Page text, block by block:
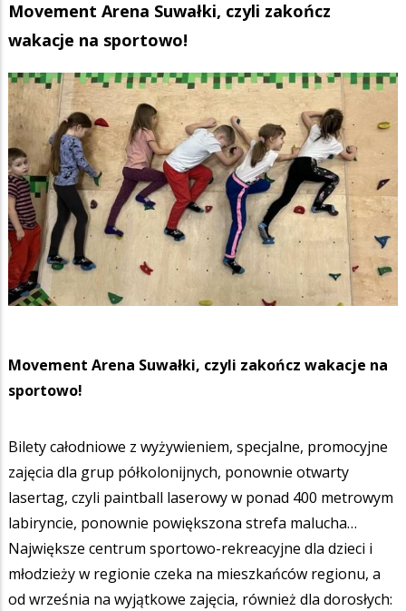
Movement Arena Suwałki, czyli zakończ
wakacje na sportowo!
Movement Arena Suwałki, czyli zakończ wakacje na
sportowo!
Bilety całodniowe z wyżywieniem, specjalne, promocyjne
zajęcia dla grup półkolonijnych, ponownie otwarty
lasertag, czyli paintball laserowy w ponad 400 metrowym
labiryncie, ponownie powiększona strefa malucha…
Największe centrum sportowo-rekreacyjne dla dzieci i
młodzieży w regionie czeka na mieszkańców regionu, a
od września na wyjątkowe zajęcia, również dla dorosłych: